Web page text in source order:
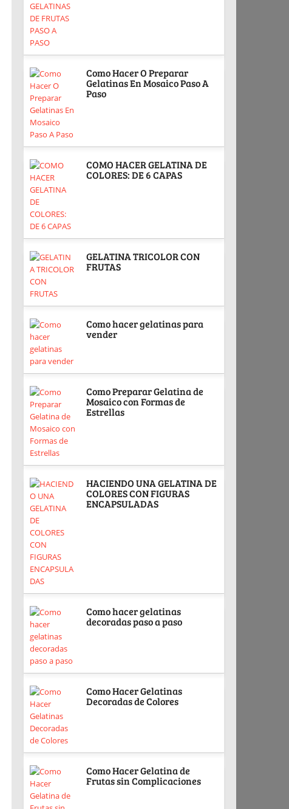
Como Hacer O Preparar
Gelatinas En Mosaico Paso A
Paso
COMO HACER GELATINA DE
COLORES: DE 6 CAPAS
GELATINA TRICOLOR CON
FRUTAS
Como hacer gelatinas para
vender
Como Preparar Gelatina de
Mosaico con Formas de
Estrellas
HACIENDO UNA GELATINA DE
COLORES CON FIGURAS
ENCAPSULADAS
Como hacer gelatinas
decoradas paso a paso
Como Hacer Gelatinas
Decoradas de Colores
Como Hacer Gelatina de
Frutas sin Complicaciones